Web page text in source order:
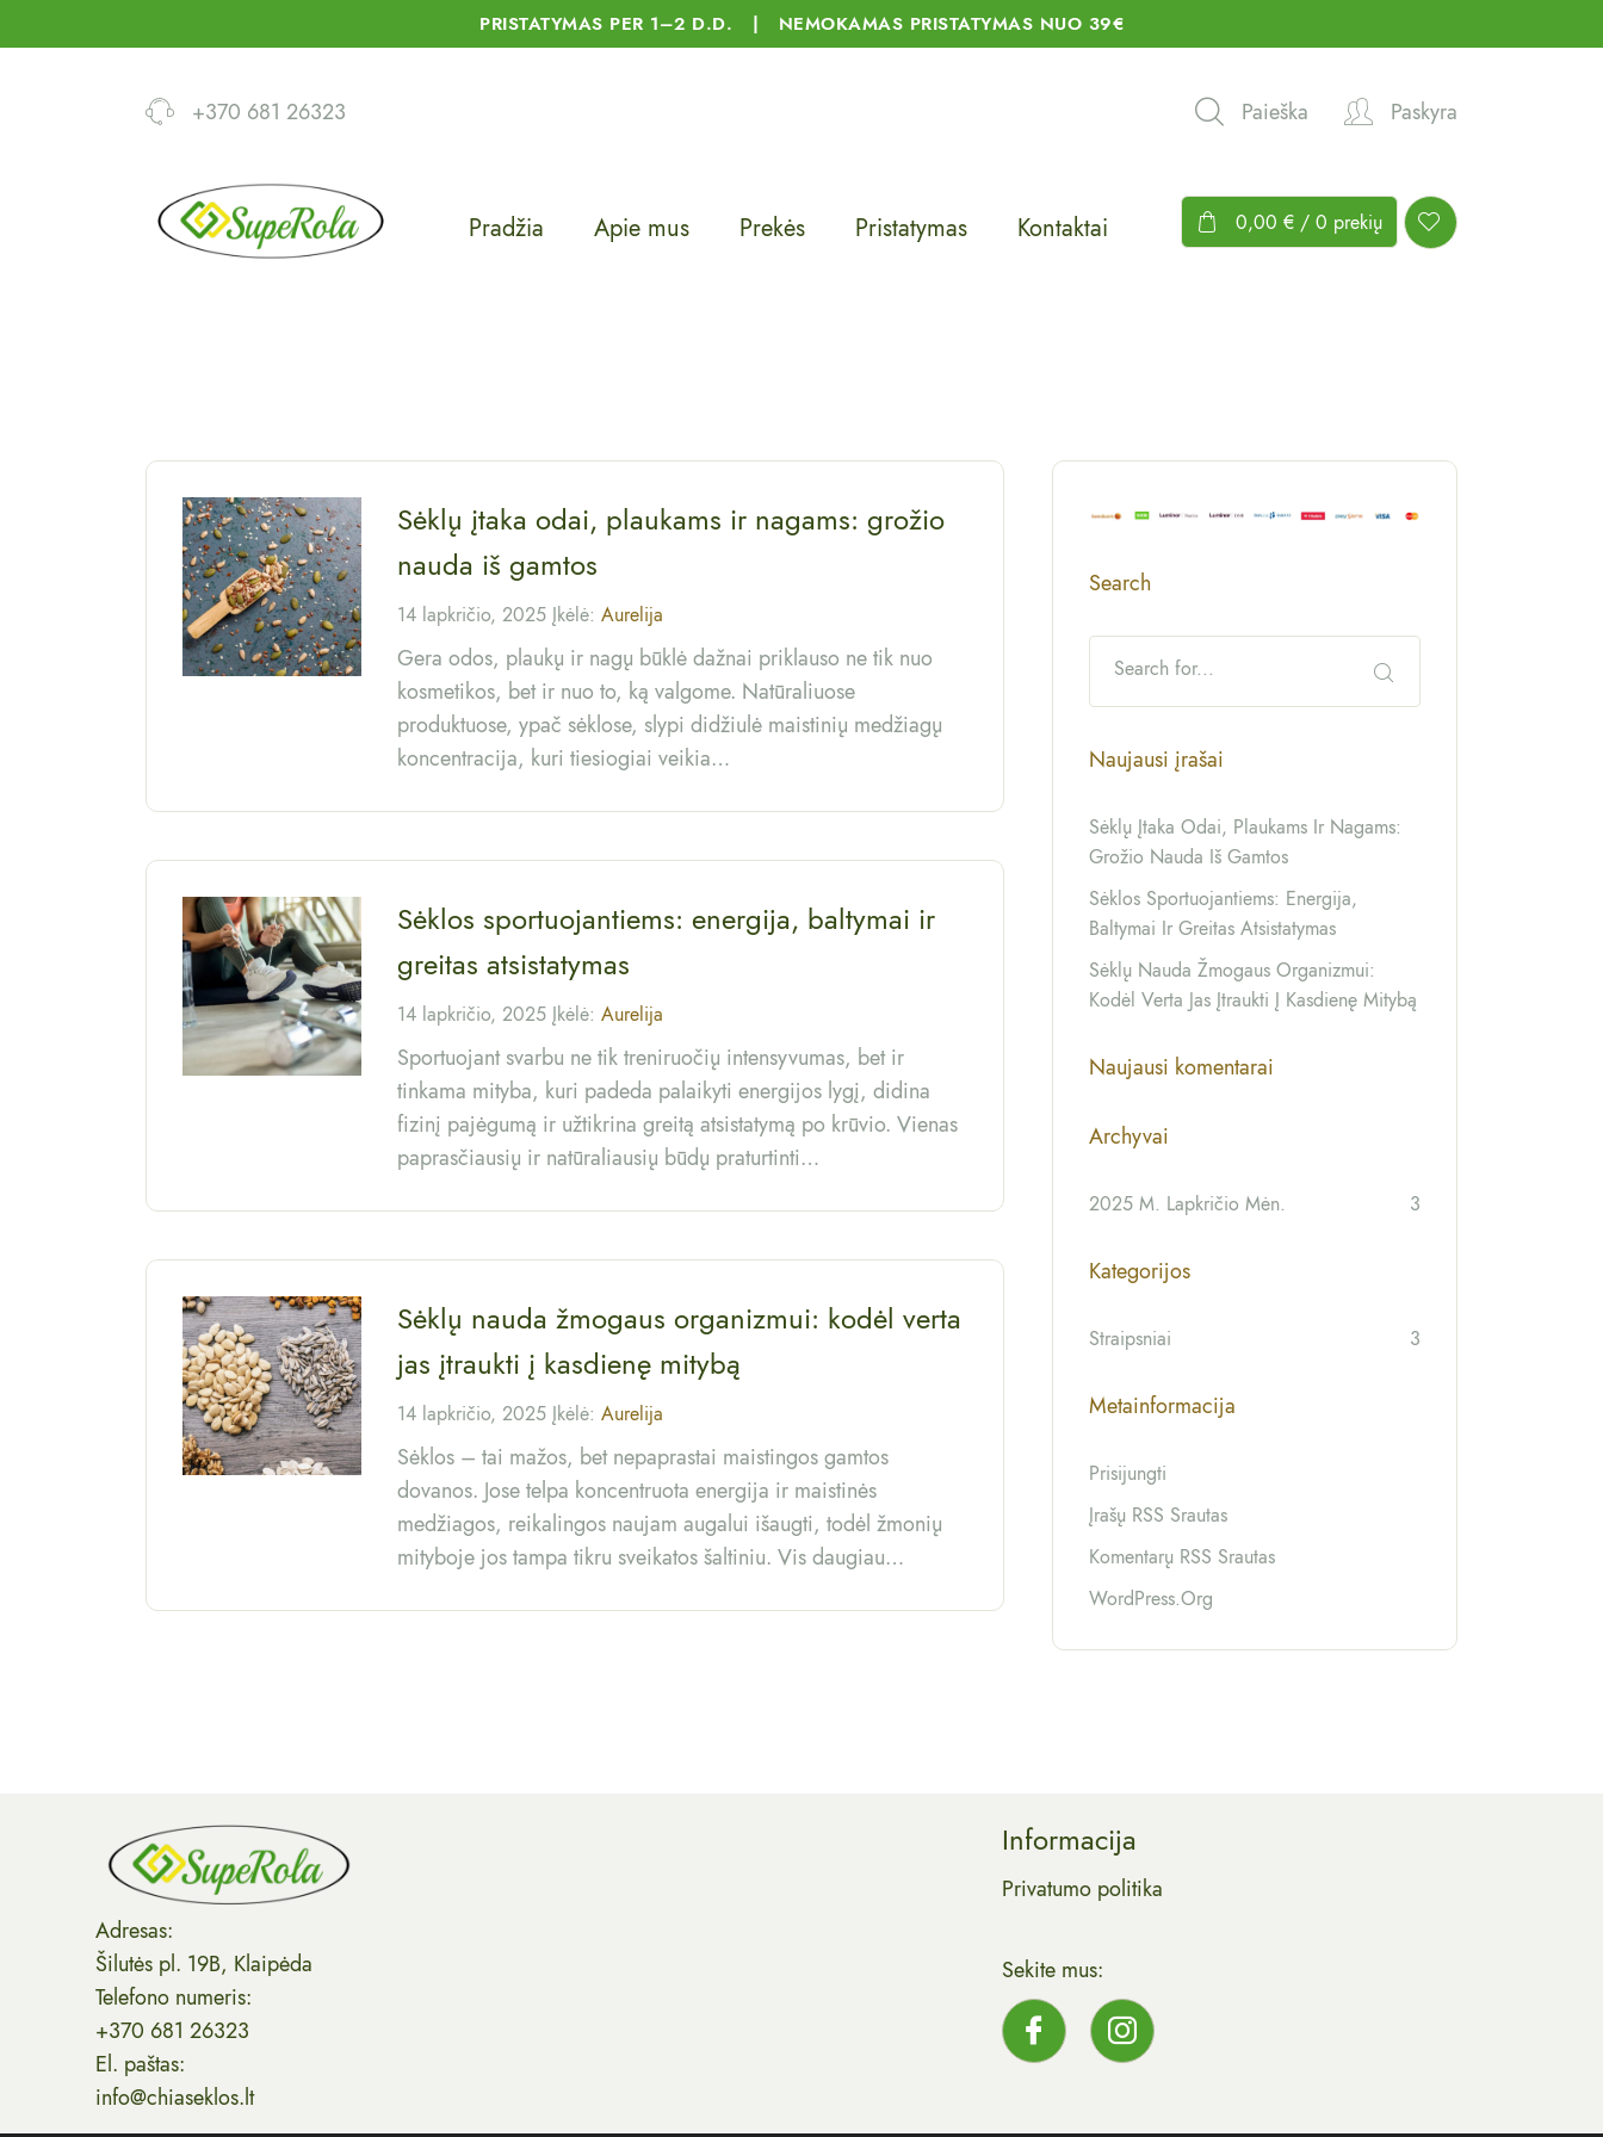
PRISTATYMAS PER 1–2 D.D. | NEMOKAMAS PRISTATYMAS NUO 39€
+370 681 26323 Paieška Paskyra
Pradžia Apie mus Prekės Pristatymas Kontaktai 0,00 € / 0 prekių
Sėklų įtaka odai, plaukams ir nagams: grožio
nauda iš gamtos
14 lapkričio, 2025 Įkėlė: Aurelija
Gera odos, plaukų ir nagų būklė dažnai priklauso ne tik nuo
kosmetikos, bet ir nuo to, ką valgome. Natūraliuose
produktuose, ypač sėklose, slypi didžiulė maistinių medžiagų
koncentracija, kuri tiesiogiai veikia…
Sėklos sportuojantiems: energija, baltymai ir
greitas atsistatymas
14 lapkričio, 2025 Įkėlė: Aurelija
Sportuojant svarbu ne tik treniruočių intensyvumas, bet ir
tinkama mityba, kuri padeda palaikyti energijos lygį, didina
fizinį pajėgumą ir užtikrina greitą atsistatymą po krūvio. Vienas
paprasčiausių ir natūraliausių būdų praturtinti…
Sėklų nauda žmogaus organizmui: kodėl verta
jas įtraukti į kasdienę mitybą
14 lapkričio, 2025 Įkėlė: Aurelija
Sėklos – tai mažos, bet nepaprastai maistingos gamtos
dovanos. Jose telpa koncentruota energija ir maistinės
medžiagos, reikalingos naujam augalui išaugti, todėl žmonių
mityboje jos tampa tikru sveikatos šaltiniu. Vis daugiau…
Search
Naujausi įrašai
Sėklų Įtaka Odai, Plaukams Ir Nagams:
Grožio Nauda Iš Gamtos
Sėklos Sportuojantiems: Energija,
Baltymai Ir Greitas Atsistatymas
Sėklų Nauda Žmogaus Organizmui:
Kodėl Verta Jas Įtraukti Į Kasdienę Mitybą
Naujausi komentarai
Archyvai
2025 M. Lapkričio Mėn. 3
Kategorijos
Straipsniai 3
Metainformacija
Prisijungti
Įrašų RSS Srautas
Komentarų RSS Srautas
WordPress.org
Adresas:
Šilutės pl. 19B, Klaipėda
Telefono numeris:
+370 681 26323
El. paštas:
info@chiaseklos.lt
Informacija
Privatumo politika
Sekite mus: